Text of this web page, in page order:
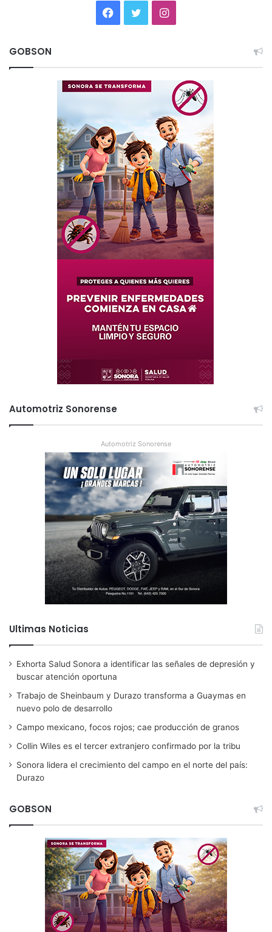
Facebook
TwitterInstagram
GOBSON
Automotriz Sonorense
Automotriz Sonorense
Ultimas Noticias
Exhorta Salud Sonora a identificar las señales de depresión y
buscar atención oportuna
Trabajo de Sheinbaum y Durazo transforma a Guaymas en
nuevo polo de desarrollo
Campo mexicano, focos rojos; cae producción de granos
Collin Wiles es el tercer extranjero confirmado por la tribu
Sonora lidera el crecimiento del campo en el norte del país:
Durazo
GOBSON